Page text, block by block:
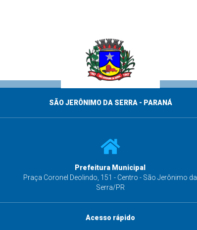
SÃO JERÔNIMO DA SERRA - PARANÁ
Prefeitura Municipal
Praça Coronel Deolindo, 151 - Centro - São Jerônimo da
Serra/PR
Acesso rápido